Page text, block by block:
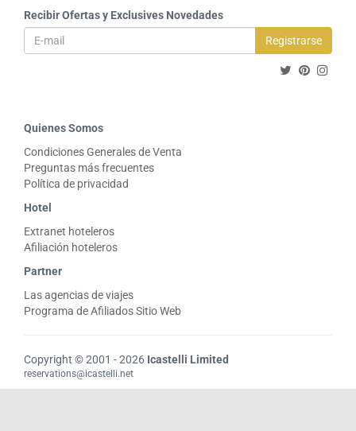
Recibir Ofertas y Exclusives Novedades
Registrarse
Quienes Somos
Condiciones Generales de Venta
Preguntas más frecuentes
Política de privacidad
Hotel
Extranet hoteleros
Afiliación hoteleros
Partner
Las agencias de viajes
Programa de Afiliados Sitio Web
Copyright © 2001 - 2026 Icastelli Limited
reservations@icastelli.net